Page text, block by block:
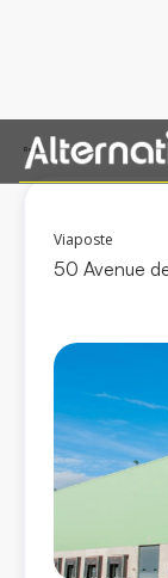
Retour
Viaposte
50 Avenue